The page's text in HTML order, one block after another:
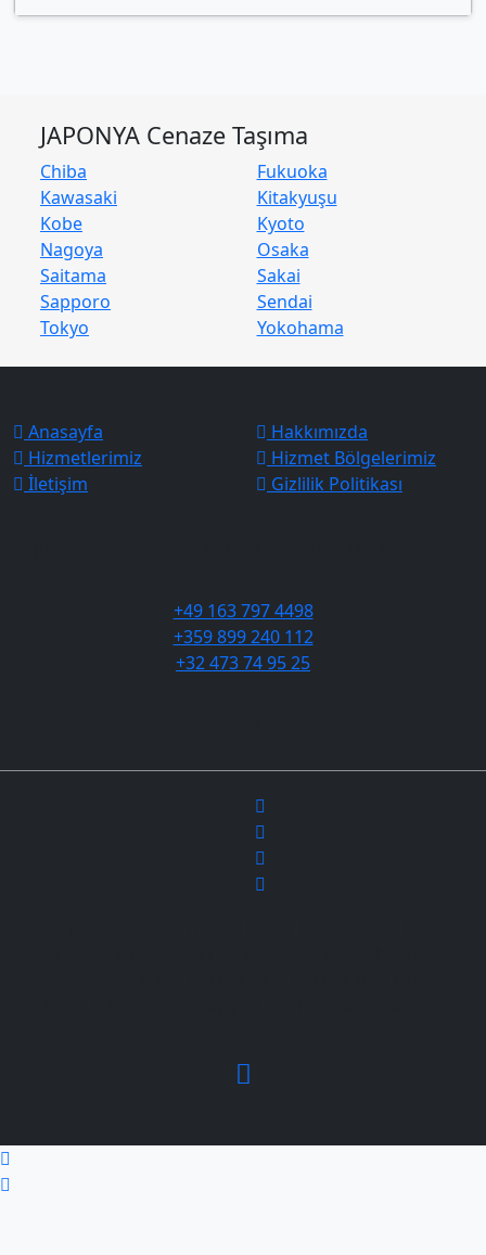
JAPONYA Cenaze Taşıma
Chiba
Fukuoka
Kawasaki
Kitakyuşu
Kobe
Kyoto
Nagoya
Osaka
Saitama
Sakai
Sapporo
Sendai
Tokyo
Yokohama
Anasayfa
Hakkımızda
Hizmetlerimiz
Hizmet Bölgelerimiz
İletişim
Gizlilik Politikası
+49 163 797 4498
+359 899 240 112
+32 473 74 95 25